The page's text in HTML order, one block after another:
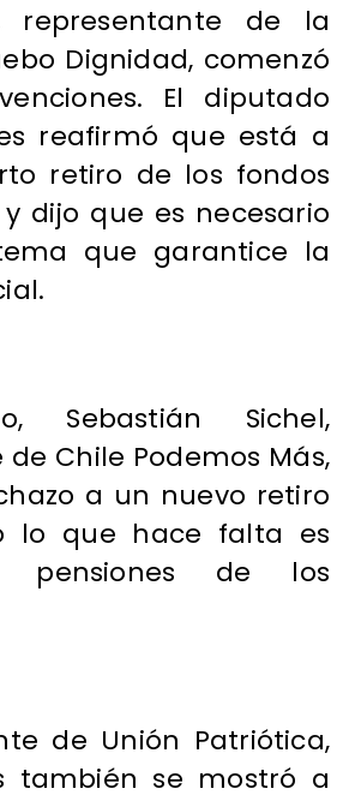
representante de la
Dignidad, comenzó
El diputado
reafirmó que está a
retiro de los fondos
dijo que es necesario
que garantice la
Sebastián Sichel,
Chile Podemos Más,
a un nuevo retiro
lo que hace falta es
pensiones de los
de Unión Patriótica,
también se mostró a